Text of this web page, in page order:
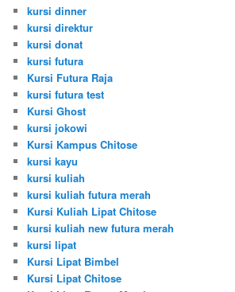
kursi dinner
kursi direktur
kursi donat
kursi futura
Kursi Futura Raja
kursi futura test
Kursi Ghost
kursi jokowi
Kursi Kampus Chitose
kursi kayu
kursi kuliah
kursi kuliah futura merah
Kursi Kuliah Lipat Chitose
kursi kuliah new futura merah
kursi lipat
Kursi Lipat Bimbel
Kursi Lipat Chitose